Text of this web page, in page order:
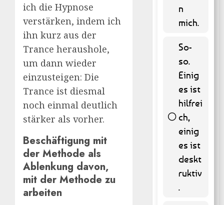
ich die Hypnose
verstärken, indem ich
ihn kurz aus der
Trance heraushole,
um dann wieder
einzusteigen: Die
Trance ist diesmal
noch einmal deutlich
stärker als vorher.
Beschäftigung mit
der Methode als
Ablenkung davon,
mit der Methode zu
arbeiten
n
mich.
So-
so.
Einig
es ist
hilfrei
ch,
einig
es ist
deskt
ruktiv
.
11.74 % )